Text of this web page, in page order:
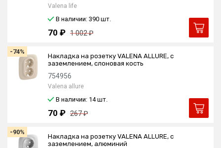
Valena life
В наличии: 390 шт.
70 ₽ 1 002 ₽
-74%
Накладка на розетку VALENA ALLURE, с
заземлением, слоновая кость
754956
Valena allure
В наличии: 14шт.
70 ₽ 267 ₽
-90%
Накладка на розетку VALENA ALLURE, с
заземлением, алюминий